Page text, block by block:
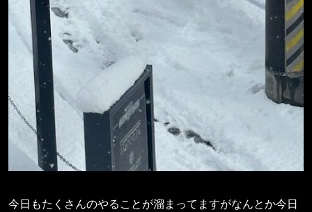
今日もたくさんのやることが溜まってますがなんとか今日